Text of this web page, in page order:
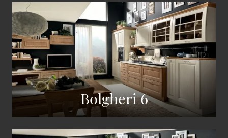
Bolgheri 6